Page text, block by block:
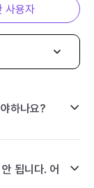
사용자
하나요?
됩니다. 어